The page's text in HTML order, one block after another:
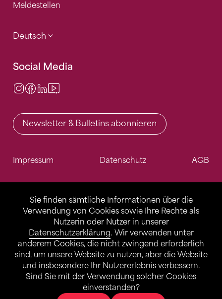
Sie finden sämtliche Informationen über die
Verwendung von Cookies sowie Ihre Rechte als
Nutzerin oder Nutzer in unserer
Datenschutzerklärung. Wir verwenden unter
anderem Cookies, die nicht zwingend erforderlich
sind, um unsere Website zu nutzen, aber die Website
und insbesondere Ihr Nutzererlebnis verbessern.
Sind Sie mit der Verwendung solcher Cookies
einverstanden?
Meldestellen
Deutsch
Social Media
Instagram
Facebook
LinkedIn
Newsletter & Bulletins abonnieren
Impressum Datenschutz AGB